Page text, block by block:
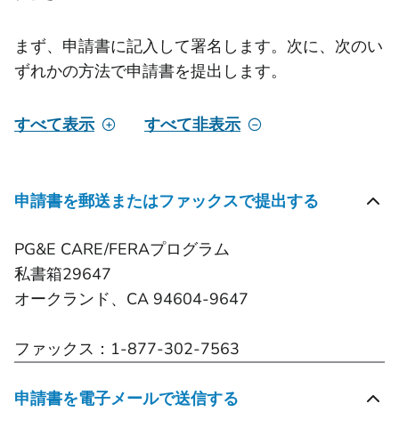
まず、申請書に記入して署名します。次に、次のい
ずれかの方法で申請書を提出します。
すべて表示 すべて非表示
申請書を郵送またはファックスで提出する
PG&E CARE/FERAプログラム
私書箱29647
オークランド、CA 94604-9647
ファックス：1-877-302-7563
申請書を電子メールで送信する